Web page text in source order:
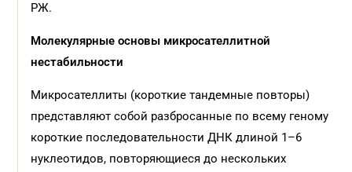
РЖ.
Молекулярные основы микросателлитной
нестабильности
Микросателлиты (короткие тандемные повторы)
представляют собой разбросанные по всему геному
короткие последовательности ДНК длиной 1–6
нуклеотидов, повторяющиеся до нескольких